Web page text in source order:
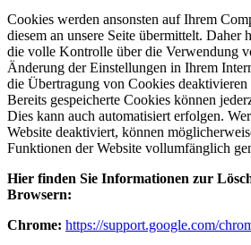
Cookies werden ansonsten auf Ihrem
diesem an unsere Seite übermittelt. Daher
die volle Kontrolle über die Verwendung
Änderung der Einstellungen in Ihrem
die Übertragung von Cookies deaktivieren
Bereits gespeicherte Cookies können
Dies kann auch automatisiert erfolgen.
Website deaktiviert, können
Funktionen der Website vollumfänglich
Hier finden Sie Informationen zur
Browsern:
Chrome: https://support.google.com/